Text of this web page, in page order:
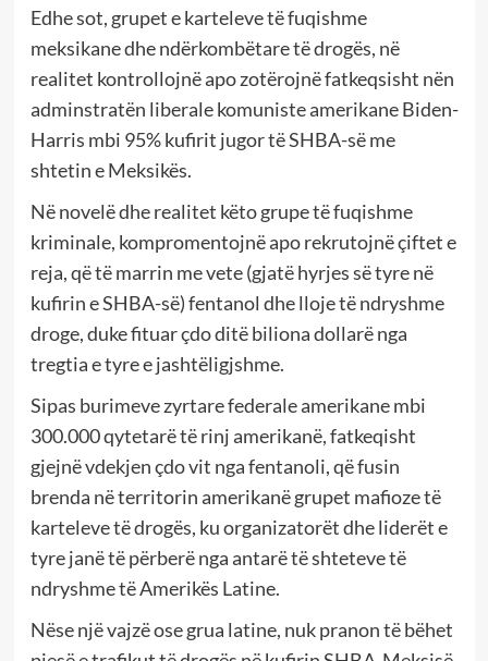
Edhe sot, grupet e karteleve të fuqishme
meksikane dhe ndërkombëtare të drogës, në
realitet kontrollojnë apo zotërojnë fatkeqsisht nën
adminstratën liberale komuniste amerikane Biden-
Harris mbi 95% kufirit jugor të SHBA-së me
shtetin e Meksikës.
Në novelë dhe realitet këto grupe të fuqishme
kriminale, kompromentojnë apo rekrutojnë çiftet e
reja, që të marrin me vete (gjatë hyrjes së tyre në
kufirin e SHBA-së) fentanol dhe lloje të ndryshme
droge, duke fituar çdo ditë biliona dollarë nga
tregtia e tyre e jashtëligjshme.
Sipas burimeve zyrtare federale amerikane mbi
300.000 qytetarë të rinj amerikanë, fatkeqisht
gjejnë vdekjen çdo vit nga fentanoli, që fusin
brenda në territorin amerikanë grupet mafioze të
karteleve të drogës, ku organizatorët dhe liderët e
tyre janë të përberë nga antarë të shteteve të
ndryshme të Amerikës Latine.
Nëse një vajzë ose grua latine, nuk pranon të bëhet